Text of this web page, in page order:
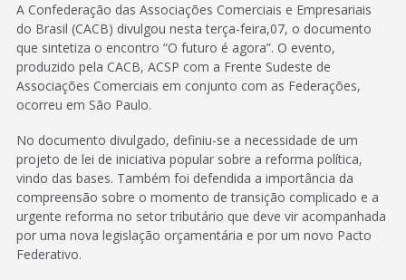
A Confederação das Associações Comerciais e Empresariais
do Brasil (CACB) divulgou nesta terça-feira,07, o documento
que sintetiza o encontro “O futuro é agora”. O evento,
produzido pela CACB, ACSP com a Frente Sudeste de
Associações Comerciais em conjunto com as Federações,
ocorreu em São Paulo.
No documento divulgado, definiu-se a necessidade de um
projeto de lei de iniciativa popular sobre a reforma política,
vindo das bases. Também foi defendida a importância da
compreensão sobre o momento de transição complicado e a
urgente reforma no setor tributário que deve vir acompanhada
por uma nova legislação orçamentária e por um novo Pacto
Federativo.